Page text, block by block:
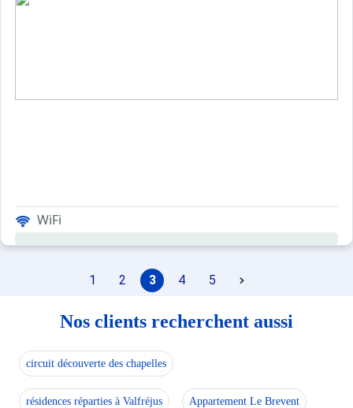
WiFi
1 2 3 4 5
Nos clients recherchent aussi
circuit découverte des chapelles
résidences réparties à Valfréjus Appartement Le Brevent